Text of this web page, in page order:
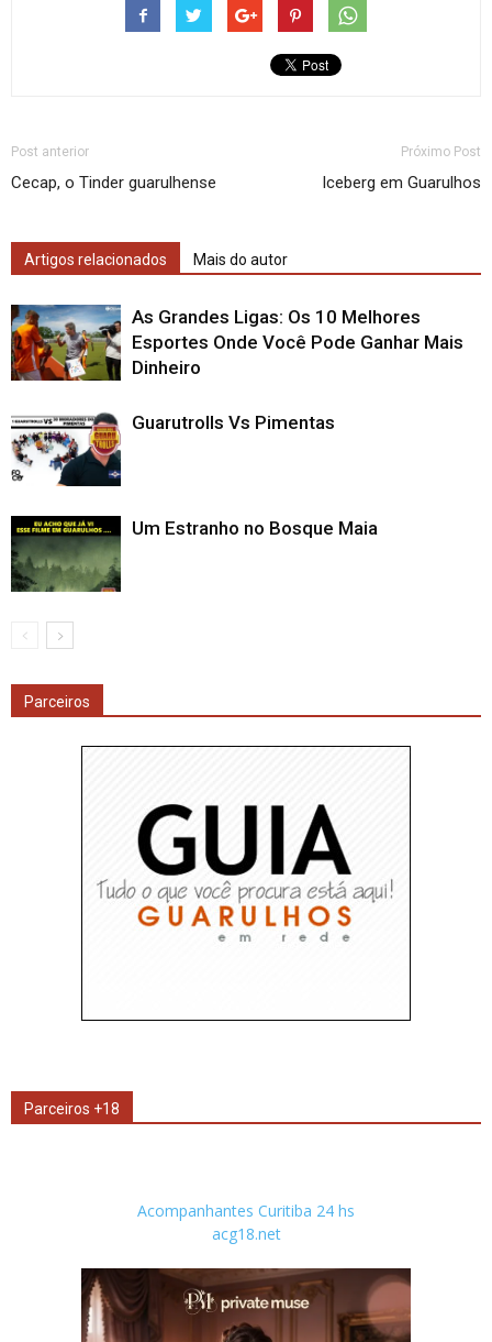
Post anterior
Cecap, o Tinder guarulhense
Próximo Post
Iceberg em Guarulhos
Artigos relacionados Mais do autor
As Grandes Ligas: Os 10 Melhores
Esportes Onde Você Pode Ganhar Mais
Dinheiro
Guarutrolls Vs Pimentas
Um Estranho no Bosque Maia
Parceiros
Parceiros +18
Acompanhantes Curitiba 24 hs
acg18.net